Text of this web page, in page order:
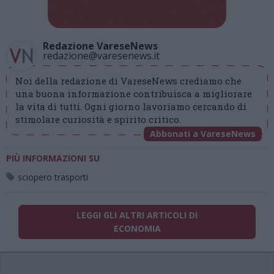
Redazione VareseNews
redazione@varesenews.it
Noi della redazione di VareseNews crediamo che
una buona informazione contribuisca a migliorare
la vita di tutti. Ogni giorno lavoriamo cercando di
stimolare curiosità e spirito critico.
Abbonati a VareseNews
PIÙ INFORMAZIONI SU
sciopero trasporti
LEGGI GLI ALTRI ARTICOLI DI
ECONOMIA